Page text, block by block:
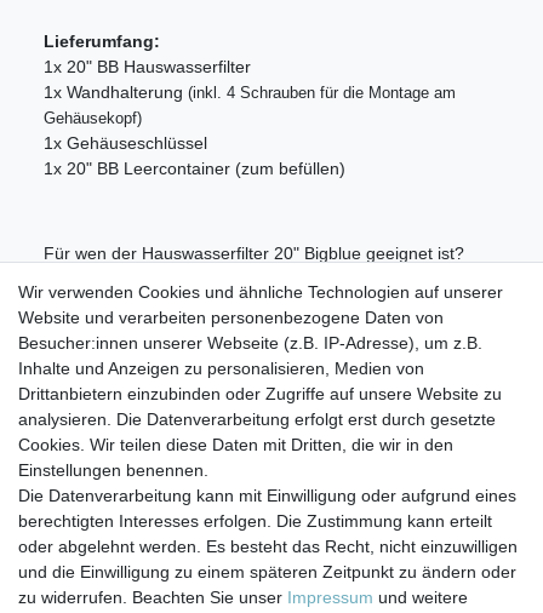
Lieferumfang:
1x 20" BB Hauswasserfilter
1x Wandhalterung (inkl. 4 Schrauben für die Montage am
Gehäusekopf)
1x Gehäuseschlüssel
1x 20" BB Leercontainer (zum befüllen)
Für wen der Hauswasserfilter 20" Bigblue geeignet ist?
Hauswasserfiltersystem 20" Bigblue für die
unterschiedlichsten Zwecke. Werten Sie Ihr Trinkwasser
auf, mindern Sie Verfärbungen in Ihrem Wasser oder
schützen Sie Ihre Geräte zuverlässig.
Impressum Daten­schutz­erklärung AGB
Barrierefreiheitserklärung Widerrufs­recht
Wir verwenden Cookies und ähnliche Technologien auf unserer
Website und verarbeiten personenbezogene Daten von
Besucher:innen unserer Webseite (z.B. IP-Adresse), um z.B.
Inhalte und Anzeigen zu personalisieren, Medien von
Drittanbietern einzubinden oder Zugriffe auf unsere Website zu
analysieren. Die Datenverarbeitung erfolgt erst durch gesetzte
Cookies. Wir teilen diese Daten mit Dritten, die wir in den
Einstellungen benennen.
Die Datenverarbeitung kann mit Einwilligung oder aufgrund eines
berechtigten Interesses erfolgen. Die Zustimmung kann erteilt
oder abgelehnt werden. Es besteht das Recht, nicht einzuwilligen
und die Einwilligung zu einem späteren Zeitpunkt zu ändern oder
zu widerrufen. Beachten Sie unser Impressum und weitere